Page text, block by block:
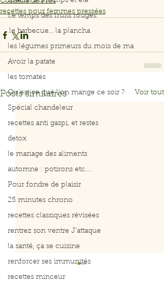
Le temps des fruits rouges
.le barbecue... la plancha
les légumes primeurs du mois de ma
Avoir la patate
les tomates
Qu’est ce que l’on mange ce soir ?
Spécial chandeleur
recettes anti gaspi, et restes
detox
le mariage des aliments
automne : potirons etc....
Pour fondre de plaisir
25 minutes chrono
recettes classiques révisées
rentrez son ventre J'attaque
la santé, ça se cuisine
renforcer ses immunités
recettes minceur
recettes pour femmes pressées
Posts similaires Voir tout